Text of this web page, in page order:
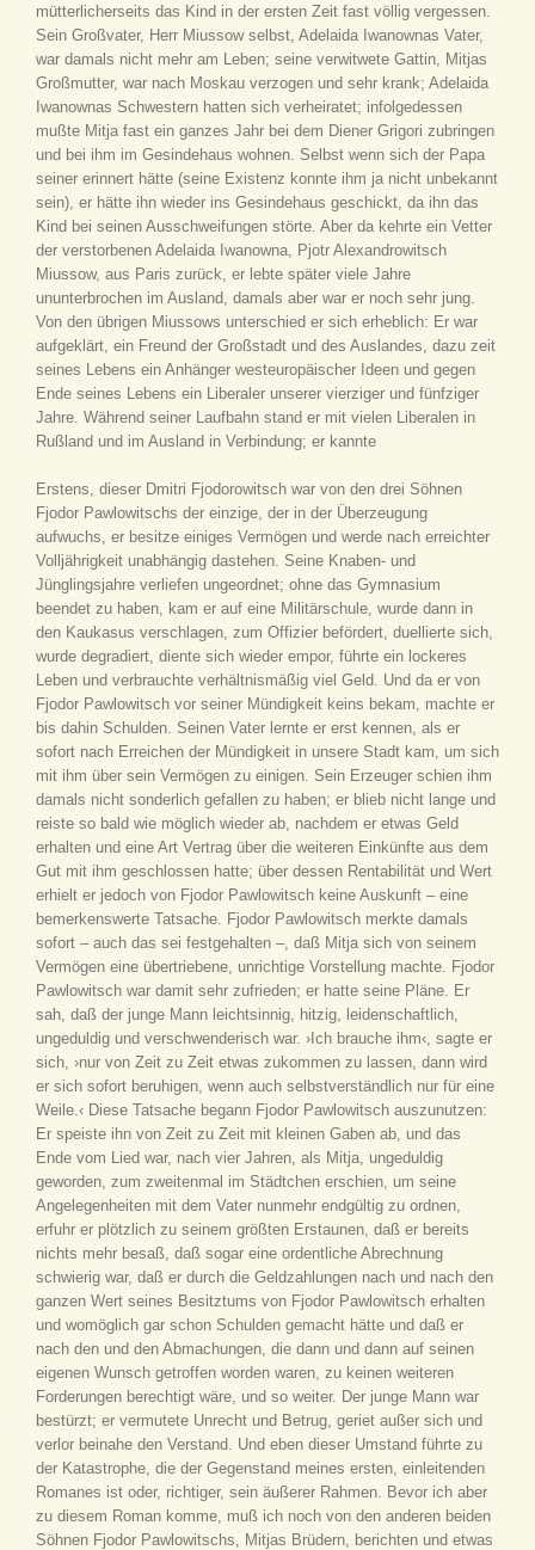
mütterlicherseits das Kind in der ersten Zeit fast völlig vergessen.
Sein Großvater, Herr Miussow selbst, Adelaida Iwanownas Vater,
war damals nicht mehr am Leben; seine verwitwete Gattin, Mitjas
Großmutter, war nach Moskau verzogen und sehr krank; Adelaida
Iwanownas Schwestern hatten sich verheiratet; infolgedessen
mußte Mitja fast ein ganzes Jahr bei dem Diener Grigori zubringen
und bei ihm im Gesindehaus wohnen. Selbst wenn sich der Papa
seiner erinnert hätte (seine Existenz konnte ihm ja nicht unbekannt
sein), er hätte ihn wieder ins Gesindehaus geschickt, da ihn das
Kind bei seinen Ausschweifungen störte. Aber da kehrte ein Vetter
der verstorbenen Adelaida Iwanowna, Pjotr Alexandrowitsch
Miussow, aus Paris zurück, er lebte später viele Jahre
ununterbrochen im Ausland, damals aber war er noch sehr jung.
Von den übrigen Miussows unterschied er sich erheblich: Er war
aufgeklärt, ein Freund der Großstadt und des Auslandes, dazu zeit
seines Lebens ein Anhänger westeuropäischer Ideen und gegen
Ende seines Lebens ein Liberaler unserer vierziger und fünfziger
Jahre. Während seiner Laufbahn stand er mit vielen Liberalen in
Rußland und im Ausland in Verbindung; er kannte
Erstens, dieser Dmitri Fjodorowitsch war von den drei Söhnen
Fjodor Pawlowitschs der einzige, der in der Überzeugung
aufwuchs, er besitze einiges Vermögen und werde nach erreichter
Volljährigkeit unabhängig dastehen. Seine Knaben- und
Jünglingsjahre verliefen ungeordnet; ohne das Gymnasium
beendet zu haben, kam er auf eine Militärschule, wurde dann in
den Kaukasus verschlagen, zum Offizier befördert, duellierte sich,
wurde degradiert, diente sich wieder empor, führte ein lockeres
Leben und verbrauchte verhältnismäßig viel Geld. Und da er von
Fjodor Pawlowitsch vor seiner Mündigkeit keins bekam, machte er
bis dahin Schulden. Seinen Vater lernte er erst kennen, als er
sofort nach Erreichen der Mündigkeit in unsere Stadt kam, um sich
mit ihm über sein Vermögen zu einigen. Sein Erzeuger schien ihm
damals nicht sonderlich gefallen zu haben; er blieb nicht lange und
reiste so bald wie möglich wieder ab, nachdem er etwas Geld
erhalten und eine Art Vertrag über die weiteren Einkünfte aus dem
Gut mit ihm geschlossen hatte; über dessen Rentabilität und Wert
erhielt er jedoch von Fjodor Pawlowitsch keine Auskunft – eine
bemerkenswerte Tatsache. Fjodor Pawlowitsch merkte damals
sofort – auch das sei festgehalten –, daß Mitja sich von seinem
Vermögen eine übertriebene, unrichtige Vorstellung machte. Fjodor
Pawlowitsch war damit sehr zufrieden; er hatte seine Pläne. Er
sah, daß der junge Mann leichtsinnig, hitzig, leidenschaftlich,
ungeduldig und verschwenderisch war. ›Ich brauche ihm‹, sagte er
sich, ›nur von Zeit zu Zeit etwas zukommen zu lassen, dann wird
er sich sofort beruhigen, wenn auch selbstverständlich nur für eine
Weile.‹ Diese Tatsache begann Fjodor Pawlowitsch auszunutzen:
Er speiste ihn von Zeit zu Zeit mit kleinen Gaben ab, und das
Ende vom Lied war, nach vier Jahren, als Mitja, ungeduldig
geworden, zum zweitenmal im Städtchen erschien, um seine
Angelegenheiten mit dem Vater nunmehr endgültig zu ordnen,
erfuhr er plötzlich zu seinem größten Erstaunen, daß er bereits
nichts mehr besaß, daß sogar eine ordentliche Abrechnung
schwierig war, daß er durch die Geldzahlungen nach und nach den
ganzen Wert seines Besitztums von Fjodor Pawlowitsch erhalten
und womöglich gar schon Schulden gemacht hätte und daß er
nach den und den Abmachungen, die dann und dann auf seinen
eigenen Wunsch getroffen worden waren, zu keinen weiteren
Forderungen berechtigt wäre, und so weiter. Der junge Mann war
bestürzt; er vermutete Unrecht und Betrug, geriet außer sich und
verlor beinahe den Verstand. Und eben dieser Umstand führte zu
der Katastrophe, die der Gegenstand meines ersten, einleitenden
Romanes ist oder, richtiger, sein äußerer Rahmen. Bevor ich aber
zu diesem Roman komme, muß ich noch von den anderen beiden
Söhnen Fjodor Pawlowitschs, Mitjas Brüdern, berichten und etwas